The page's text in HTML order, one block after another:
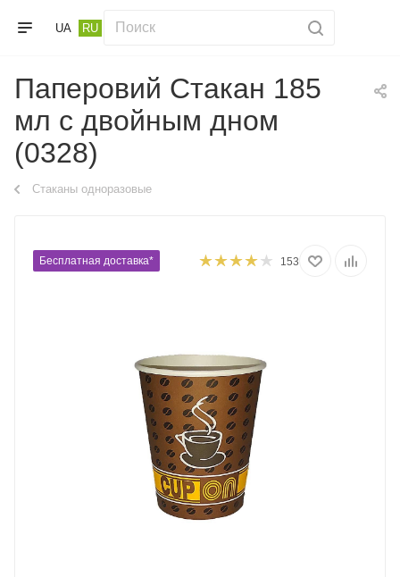
UA RU
Паперовий Стакан 185
мл с двойным дном
(0328)
Стаканы одноразовые
Бесплатная доставка* 153